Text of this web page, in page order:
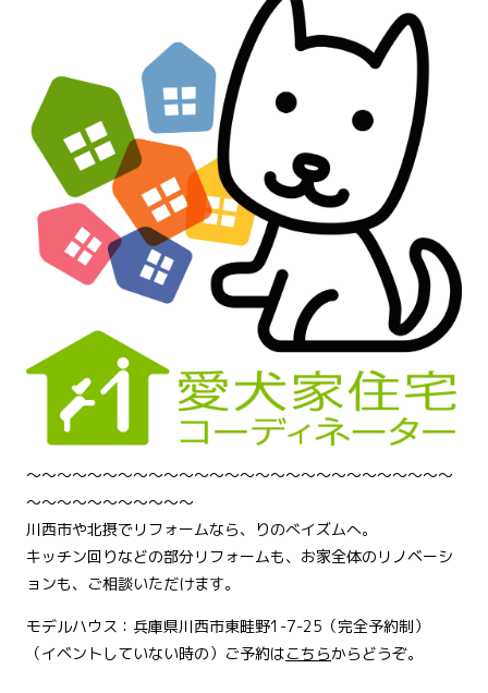
～～～～～～～～～～～～～～～～～～～～～～～～～～～～
～～～～～～～～～～～
川西市や北摂でリフォームなら、りのべイズムへ。
キッチン回りなどの部分リフォームも、お家全体のリノベーシ
ョンも、ご相談いただけます。
モデルハウス：兵庫県川西市東畦野1-7-25（完全予約制）
（イベントしていない時の）ご予約はこちらからどうぞ。